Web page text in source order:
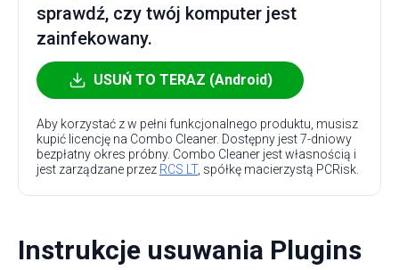
sprawdź, czy twój komputer jest
zainfekowany.
USUŃ TO TERAZ (Android)
Aby korzystać z w pełni funkcjonalnego produktu, musisz
kupić licencję na Combo Cleaner. Dostępny jest 7-dniowy
bezpłatny okres próbny. Combo Cleaner jest własnością i
jest zarządzane przez RCS LT, spółkę macierzystą PCRisk.
Instrukcje usuwania Plugins